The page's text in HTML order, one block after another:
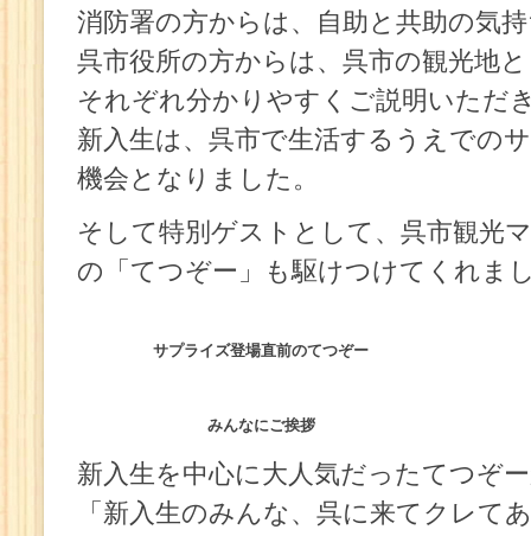
消防署の方からは、自助と共助の気
呉市役所の方からは、呉市の観光地
それぞれ分かりやすくご説明いただ
新入生は、呉市で生活するうえでの
機会となりました。
そして特別ゲストとして、呉市観光
の「てつぞー」も駆けつけてくれま
サプライズ登場直前のてつぞー
みんなにご挨拶
新入生を中心に大人気だったてつぞ
「新入生のみんな、呉に来てクレて